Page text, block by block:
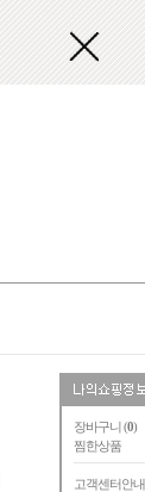
장바구니 (0)
찜한상품
고객센터안내